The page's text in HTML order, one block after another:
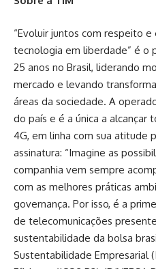
“Evoluir juntos com respeito
tecnologia em liberdade” é o
25 anos no Brasil, liderando
mercado e levando
áreas da sociedade. A
do país e é a única a alcançar
4G, em linha com sua atitude
assinatura: “Imagine as
companhia vem sempre
com as melhores práticas
governança. Por isso, é a
de telecomunicações
sustentabilidade da bolsa
Sustentabilidade Empresarial